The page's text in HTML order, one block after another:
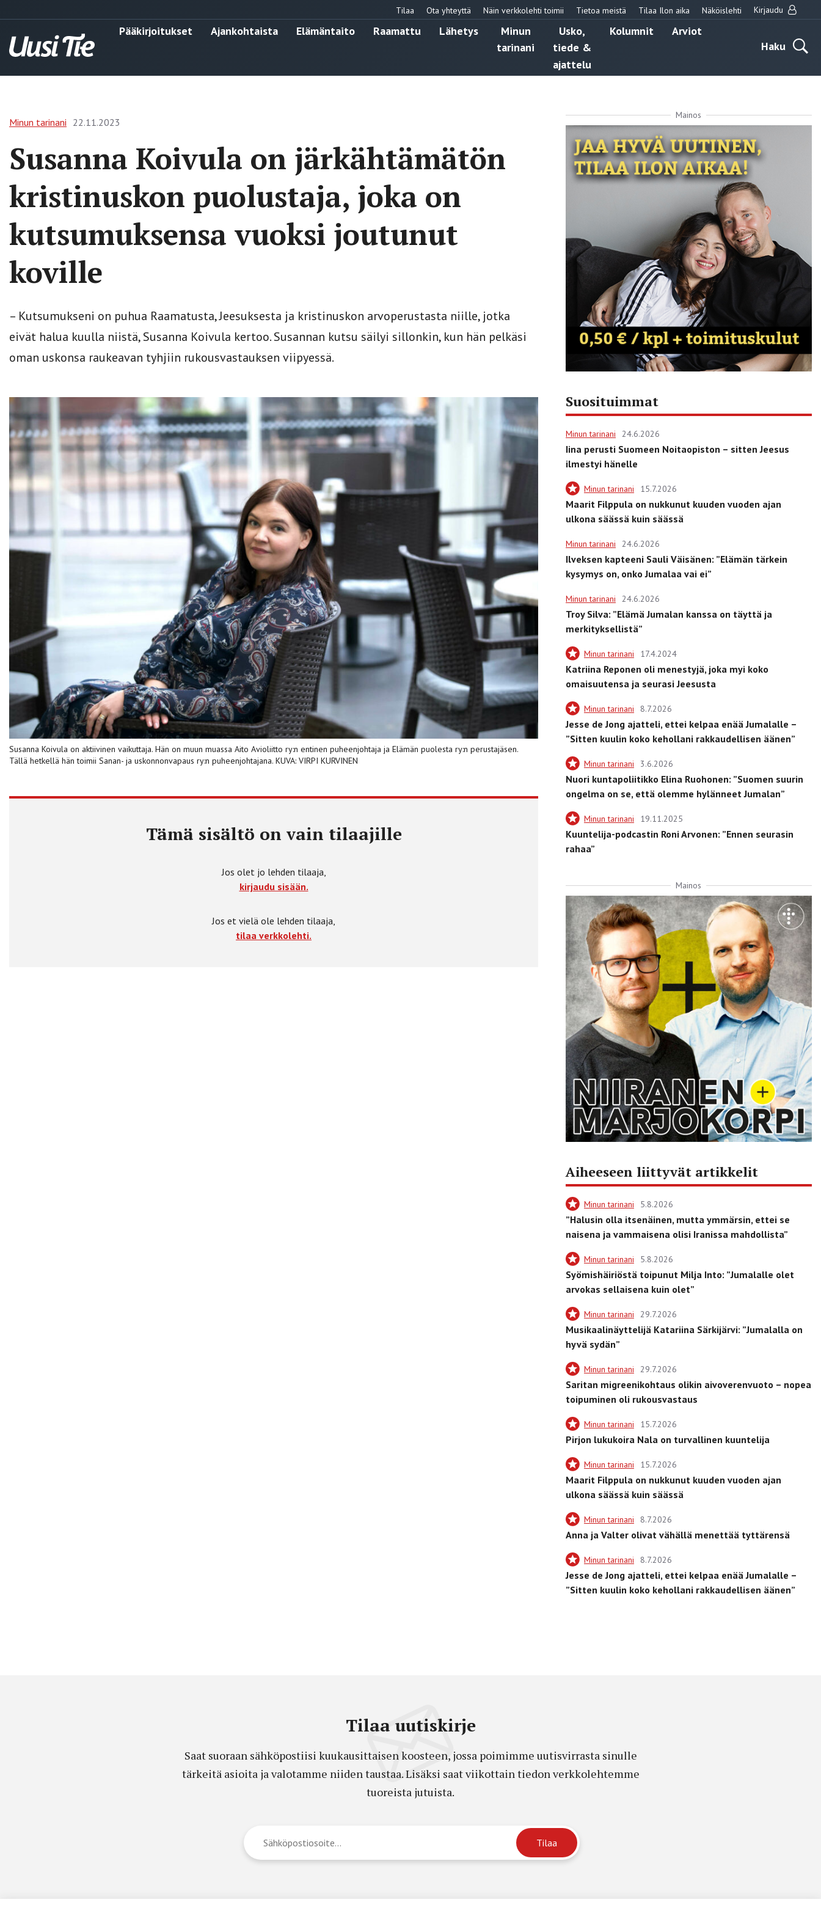
Tilaa Ota yhteyttä Näin verkkolehti toimii Tietoa meistä Tilaa Ilon aika Näköislehti Kirjaudu
Pääkirjoitukset Ajankohtaista Elämäntaito Raamattu Lähetys
Minun
tarinani
Usko,
tiede &
ajattelu
Kolumnit
Arviot
Haku
Minun tarinani 22.11.2023
Susanna Koivula on järkähtämätön
kristinuskon puolustaja, joka on
kutsumuksensa vuoksi joutunut
koville
– Kutsumukseni on puhua Raamatusta, Jeesuksesta ja kristinuskon arvoperustasta niille, jotka
eivät halua kuulla niistä, Susanna Koivula kertoo. Susannan kutsu säilyi sillonkin, kun hän pelkäsi
oman uskonsa raukeavan tyhjiin rukousvastauksen viipyessä.
Susanna Koivula on aktiivinen vaikuttaja. Hän on muun muassa Aito Avioliitto ry:n entinen puheenjohtaja ja Elämän puolesta ry:n perustajäsen.
Tällä hetkellä hän toimii Sanan- ja uskonnonvapaus ry:n puheenjohtajana. KUVA: VIRPI KURVINEN
Tämä sisältö on vain tilaajille
Jos olet jo lehden tilaaja,
kirjaudu sisään.
Jos et vielä ole lehden tilaaja,
tilaa verkkolehti.
Mainos
Suosituimmat
Minun tarinani 24.6.2026
Iina perusti Suomeen Noitaopiston – sitten Jeesus
ilmestyi hänelle
Minun tarinani 15.7.2026
Maarit Filppula on nukkunut kuuden vuoden ajan
ulkona säässä kuin säässä
Minun tarinani 24.6.2026
Ilveksen kapteeni Sauli Väisänen: ”Elämän tärkein
kysymys on, onko Jumalaa vai ei”
Minun tarinani 24.6.2026
Troy Silva: ”Elämä Jumalan kanssa on täyttä ja
merkityksellistä”
Minun tarinani 17.4.2024
Katriina Reponen oli menestyjä, joka myi koko
omaisuutensa ja seurasi Jeesusta
Minun tarinani 8.7.2026
Jesse de Jong ajatteli, ettei kelpaa enää Jumalalle –
”Sitten kuulin koko kehollani rakkaudellisen äänen”
Minun tarinani 3.6.2026
Nuori kuntapoliitikko Elina Ruohonen: ”Suomen suurin
ongelma on se, että olemme hylänneet Jumalan”
Minun tarinani 19.11.2025
Kuuntelija-podcastin Roni Arvonen: ”Ennen seurasin
rahaa”
Mainos
Aiheeseen liittyvät artikkelit
Minun tarinani 5.8.2026
”Halusin olla itsenäinen, mutta ymmärsin, ettei se
naisena ja vammaisena olisi Iranissa mahdollista”
Minun tarinani 5.8.2026
Syömishäiriöstä toipunut Milja Into: ”Jumalalle olet
arvokas sellaisena kuin olet”
Minun tarinani 29.7.2026
Musikaalinäyttelijä Katariina Särkijärvi: ”Jumalalla on
hyvä sydän”
Minun tarinani 29.7.2026
Saritan migreenikohtaus olikin aivoverenvuoto – nopea
toipuminen oli rukousvastaus
Minun tarinani 15.7.2026
Pirjon lukukoira Nala on turvallinen kuuntelija
Minun tarinani 15.7.2026
Maarit Filppula on nukkunut kuuden vuoden ajan
ulkona säässä kuin säässä
Minun tarinani 8.7.2026
Anna ja Valter olivat vähällä menettää tyttärensä
Minun tarinani 8.7.2026
Jesse de Jong ajatteli, ettei kelpaa enää Jumalalle –
”Sitten kuulin koko kehollani rakkaudellisen äänen”
Tilaa uutiskirje
Saat suoraan sähköpostiisi kuukausittaisen koosteen, jossa poimimme uutisvirrasta sinulle
tärkeitä asioita ja valotamme niiden taustaa. Lisäksi saat viikottain tiedon verkkolehtemme
tuoreista jutuista.